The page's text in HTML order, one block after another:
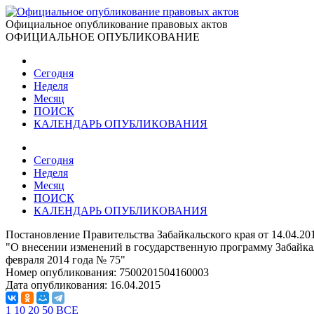
Официальное опубликование правовых актов
ОФИЦИАЛЬНОЕ ОПУБЛИКОВАНИЕ
Сегодня
Неделя
Месяц
ПОИСК
КАЛЕНДАРЬ ОПУБЛИКОВАНИЯ
Сегодня
Неделя
Месяц
ПОИСК
КАЛЕНДАРЬ ОПУБЛИКОВАНИЯ
Постановление Правительства Забайкальского края от
"О внесении изменений в государственную программу
февраля 2014 года № 75"
Номер опубликования: 7500201504160003
Дата опубликования: 16.04.2015
1 10 20 50 ВСЕ